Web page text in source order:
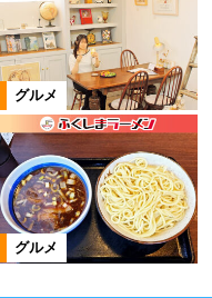
グルメ
グルメ